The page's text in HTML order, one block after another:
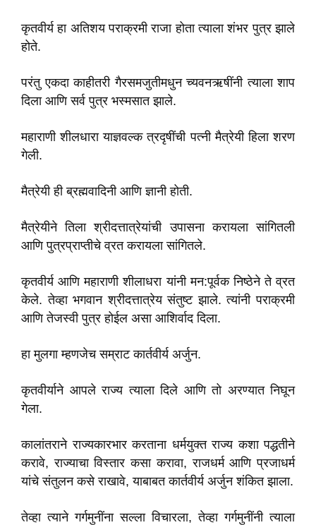
कृतवीर्य हा अतिशय पराक्रमी राजा होता त्याला शंभर पुत्र झाले
होते.
परंतु एकदा काहीतरी गैरसमजुतीमधुन च्यवनऋषींनी त्याला शाप
दिला आणि सर्व पुत्र भस्मसात झाले.
महाराणी शीलधारा याज्ञवल्क त्रदृषींची पत्नी मैत्रेयी हिला शरण
गेली.
मैत्रेयी ही ब्रह्मवादिनी आणि ज्ञानी होती.
मैत्रेयीने तिला श्रीदत्तात्रेयांची उपासना करायला सांगितली
आणि पुत्रप्राप्तीचे व्रत करायला सांगितले.
कृतवीर्य आणि महाराणी शीलाधरा यांनी मन:पूर्वक निष्ठेने ते व्रत
केले. तेव्हा भगवान श्रीदत्तात्रेय संतुष्ट झाले. त्यांनी पराक्रमी
आणि तेजस्वी पुत्र होईल असा आशिर्वाद दिला.
हा मुलगा म्हणजेच सम्राट कार्तवीर्य अर्जुन.
कृतवीर्याने आपले राज्य त्याला दिले आणि तो अरण्यात निघून
गेला.
कालांतराने राज्यकारभार करताना धर्मयुक्त राज्य कशा पद्धतीने
करावे, राज्याचा विस्तार कसा करावा, राजधर्म आणि प्रजाधर्म
यांचे संतुलन कसे राखावे, याबाबत कार्तवीर्य अर्जुन शंकित झाला.
तेव्हा त्याने गर्गमुनींना सल्ला विचारला, तेव्हा गर्गमुनींनी त्याला